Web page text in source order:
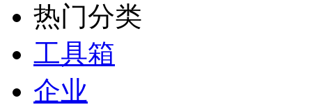
热门分类
工具箱
企业